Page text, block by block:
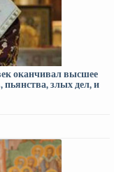
оканчивал высшее
пьянства, злых дел, и